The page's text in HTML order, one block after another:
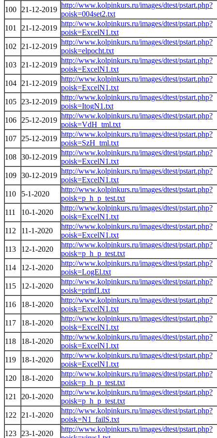
100
21-12-2019
http://www.kolpinkurs.ru/images/dtest/pstart.php?
poisk=004set2.txt
101
21-12-2019
http://www.kolpinkurs.ru/images/dtest/pstart.php?
poisk=ExcelN1.txt
102
21-12-2019
http://www.kolpinkurs.ru/images/dtest/pstart.php?
poisk=elpocht.txt
103
21-12-2019
http://www.kolpinkurs.ru/images/dtest/pstart.php?
poisk=ExcelN1.txt
104
21-12-2019
http://www.kolpinkurs.ru/images/dtest/pstart.php?
poisk=ExcelN1.txt
105
23-12-2019
http://www.kolpinkurs.ru/images/dtest/pstart.php?
poisk=ItogN1.txt
106
25-12-2019
http://www.kolpinkurs.ru/images/dtest/pstart.php?
poisk=VdH_tml.txt
107
25-12-2019
http://www.kolpinkurs.ru/images/dtest/pstart.php?
poisk=SzH_tml.txt
108 30-12-2019
http://www.kolpinkurs.ru/images/dtest/pstart.php?
poisk=ExcelN1.txt
109 30-12-2019
http://www.kolpinkurs.ru/images/dtest/pstart.php?
poisk=ExcelN1.txt
110
5-1-2020
http://www.kolpinkurs.ru/images/dtest/pstart.php?
poisk=p_h_p_test.txt
111
10-1-2020
http://www.kolpinkurs.ru/images/dtest/pstart.php?
poisk=ExcelN1.txt
112
11-1-2020
http://www.kolpinkurs.ru/images/dtest/pstart.php?
poisk=ExcelN1.txt
113
12-1-2020
http://www.kolpinkurs.ru/images/dtest/pstart.php?
poisk=p_h_p_test.txt
114
12-1-2020
http://www.kolpinkurs.ru/images/dtest/pstart.php?
poisk=LogEl.txt
115
12-1-2020
http://www.kolpinkurs.ru/images/dtest/pstart.php?
poisk=prinf1.txt
116
18-1-2020
http://www.kolpinkurs.ru/images/dtest/pstart.php?
poisk=ExcelN1.txt
117
18-1-2020
http://www.kolpinkurs.ru/images/dtest/pstart.php?
poisk=ExcelN1.txt
118
18-1-2020
http://www.kolpinkurs.ru/images/dtest/pstart.php?
poisk=ExcelN1.txt
119
18-1-2020
http://www.kolpinkurs.ru/images/dtest/pstart.php?
poisk=ExcelN1.txt
120
18-1-2020
http://www.kolpinkurs.ru/images/dtest/pstart.php?
poisk=p_h_p_test.txt
121
20-1-2020
http://www.kolpinkurs.ru/images/dtest/pstart.php?
poisk=p_h_p_test.txt
122
21-1-2020
http://www.kolpinkurs.ru/images/dtest/pstart.php?
poisk=N1_failS.txt
123
23-1-2020
http://www.kolpinkurs.ru/images/dtest/pstart.php?